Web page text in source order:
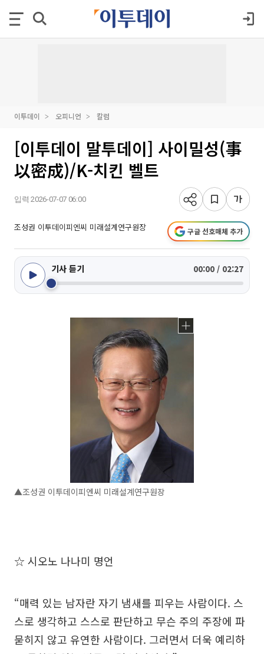
이투데이 오피니언 칼럼
[이투데이 말투데이] 사이밀성(事
以密成)/K-치킨 벨트
입력 2026-07-07 06:00
조성권 이투데이피엔씨 미래설계연구원장 구글 선호매체 추가
기사 듣기 00:00 / 02:27
▲조성권 이투데이피엔씨 미래설계연구원장
☆ 시오노 나나미 명언
“매력 있는 남자란 자기 냄새를 피우는 사람이다. 스
스로 생각하고 스스로 판단하고 무슨 주의 주장에 파
묻히지 않고 유연한 사람이다. 그러면서 더욱 예리하